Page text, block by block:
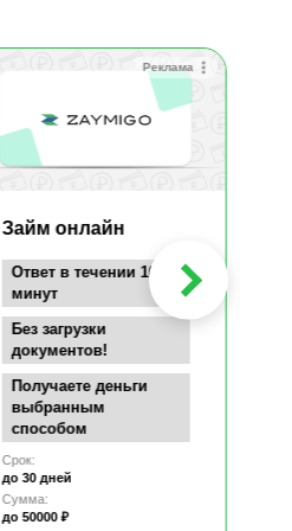
Реклама
Займ онлайн
Ответ в течении 10
минут
Без загрузки
документов!
Получаете деньги
выбранным
способом
Срок:
до 30 дней
Сумма:
до 50000 ₽